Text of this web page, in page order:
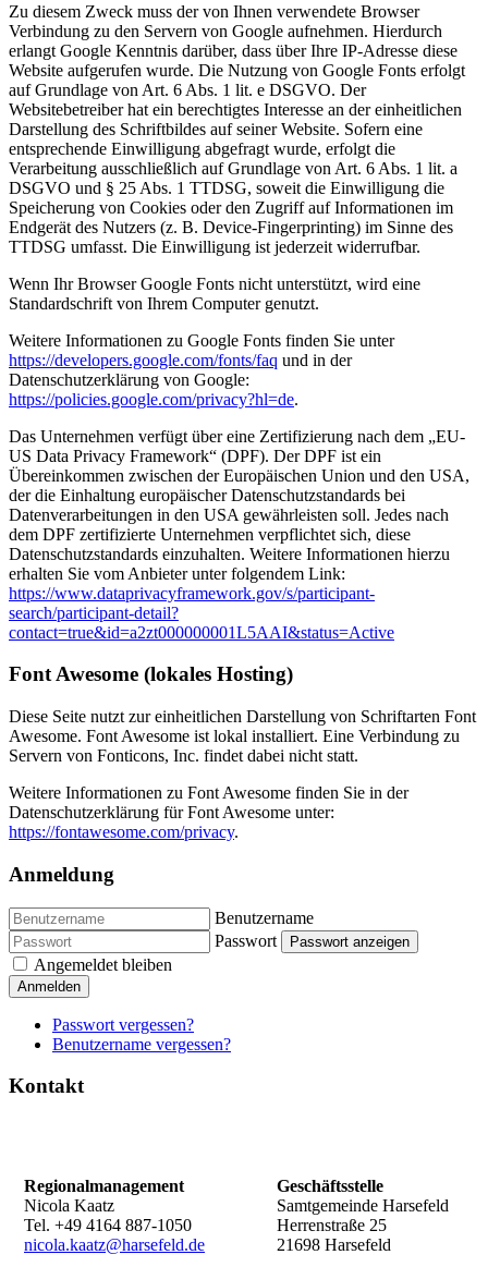
Zu diesem Zweck muss der von Ihnen verwendete Browser
Verbindung zu den Servern von Google aufnehmen. Hierdurch
erlangt Google Kenntnis darüber, dass über Ihre IP-Adresse diese
Website aufgerufen wurde. Die Nutzung von Google Fonts erfolgt
auf Grundlage von Art. 6 Abs. 1 lit. e DSGVO. Der
Websitebetreiber hat ein berechtigtes Interesse an der einheitlichen
Darstellung des Schriftbildes auf seiner Website. Sofern eine
entsprechende Einwilligung abgefragt wurde, erfolgt die
Verarbeitung ausschließlich auf Grundlage von Art. 6 Abs. 1 lit. a
DSGVO und § 25 Abs. 1 TTDSG, soweit die Einwilligung die
Speicherung von Cookies oder den Zugriff auf Informationen im
Endgerät des Nutzers (z. B. Device-Fingerprinting) im Sinne des
TTDSG umfasst. Die Einwilligung ist jederzeit widerrufbar.
Wenn Ihr Browser Google Fonts nicht unterstützt, wird eine
Standardschrift von Ihrem Computer genutzt.
Weitere Informationen zu Google Fonts finden Sie unter
https://developers.google.com/fonts/faq und in der
Datenschutzerklärung von Google:
https://policies.google.com/privacy?hl=de.
Das Unternehmen verfügt über eine Zertifizierung nach dem „EU-
US Data Privacy Framework“ (DPF). Der DPF ist ein
Übereinkommen zwischen der Europäischen Union und den USA,
der die Einhaltung europäischer Datenschutzstandards bei
Datenverarbeitungen in den USA gewährleisten soll. Jedes nach
dem DPF zertifizierte Unternehmen verpflichtet sich, diese
Datenschutzstandards einzuhalten. Weitere Informationen hierzu
erhalten Sie vom Anbieter unter folgendem Link:
https://www.dataprivacyframework.gov/s/participant-
search/participant-detail?
contact=true&id=a2zt000000001L5AAI&status=Active
Font Awesome (lokales Hosting)
Diese Seite nutzt zur einheitlichen Darstellung von Schriftarten Font
Awesome. Font Awesome ist lokal installiert. Eine Verbindung zu
Servern von Fonticons, Inc. findet dabei nicht statt.
Weitere Informationen zu Font Awesome finden Sie in der
Datenschutzerklärung für Font Awesome unter:
https://fontawesome.com/privacy.
Anmeldung
Benutzername
Passwort
Passwort anzeigen
Angemeldet bleiben
Anmelden
Passwort vergessen?
Benutzername vergessen?
Kontakt
Regionalmanagement
Nicola Kaatz
Tel. +49 4164 887-1050
nicola.kaatz@harsefeld.de
Geschäftsstelle
Samtgemeinde Harsefeld
Herrenstraße 25
21698 Harsefeld